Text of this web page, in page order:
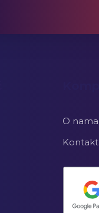
O nama
Kontakt